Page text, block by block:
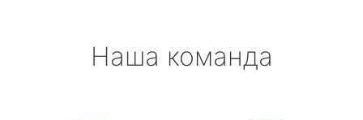
Наша команда